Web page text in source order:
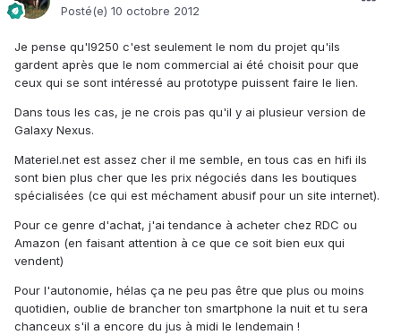
Posté(e) 10 octobre 2012
Je pense qu'I9250 c'est seulement le nom du projet qu'ils
gardent après que le nom commercial ai été choisit pour que
ceux qui se sont intéressé au prototype puissent faire le lien.
Dans tous les cas, je ne crois pas qu'il y ai plusieur version de
Galaxy Nexus.
Materiel.net est assez cher il me semble, en tous cas en hifi ils
sont bien plus cher que les prix négociés dans les boutiques
spécialisées (ce qui est méchament abusif pour un site internet).
Pour ce genre d'achat, j'ai tendance à acheter chez RDC ou
Amazon (en faisant attention à ce que ce soit bien eux qui
vendent)
Pour l'autonomie, hélas ça ne peu pas être que plus ou moins
quotidien, oublie de brancher ton smartphone la nuit et tu sera
chanceux s'il a encore du jus à midi le lendemain !